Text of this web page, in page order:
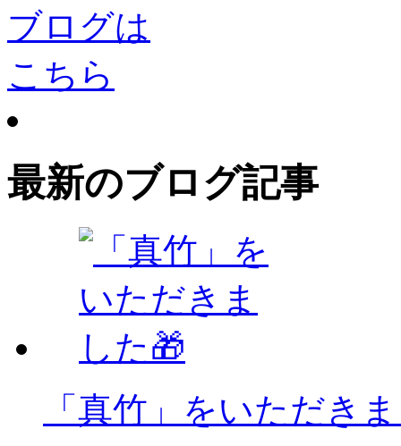
最新のブログ記事
「真竹」をいただき